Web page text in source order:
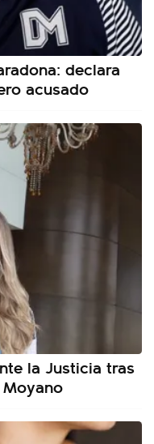
declara
acusado
la Justicia tras